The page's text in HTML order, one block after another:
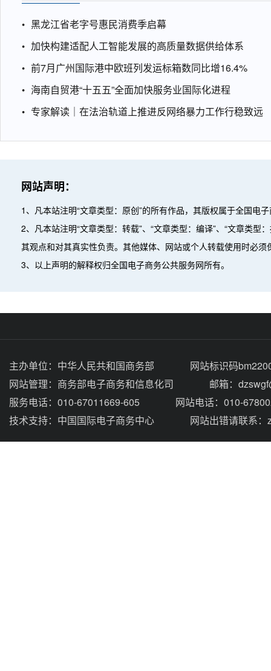
黑龙江省老字号惠民消费季启幕
加快构建适配人工智能发展的高质量数据供给体系
前7月广州国际港中欧班列发运标箱数同比增16.4%
海南自贸港“十五五”全面加快服务业国际化进程
专家解读｜在法治轨道上推进反网络暴力工作行稳致远
网站声明：
1、凡本站注明“文章类型：原创”的所有作品，其版权属于全国电
2、凡本站注明“文章类型：转载”、“文章类型：编译”、“文章类
其观点和对其真实性负责。其他媒体、网站或个人转载使用时必
3、以上声明的解释权归全国电子商务公共服务网所有。
主办单位： 中华人民共和国商务部
网站标识码
网站管理： 商务部电子商务和信息化司
邮箱：
服务电话：010-67011669-605
网站电话：010-
技术支持： 中国国际电子商务中心 网站出错请联系